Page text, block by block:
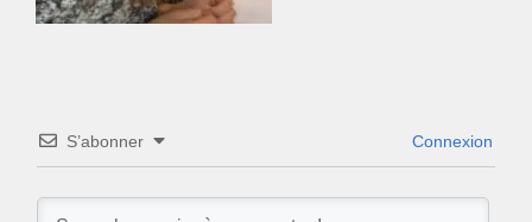
S’abonner Connexion